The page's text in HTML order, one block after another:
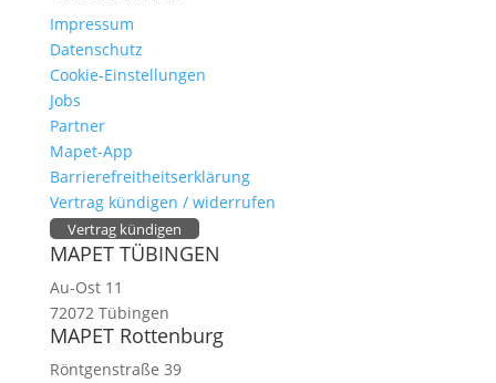
Impressum
Datenschutz
Cookie-Einstellungen
Jobs
Partner
Mapet-App
Barrierefreitheitserklärung
Vertrag kündigen / widerrufen
Vertrag kündigen
MAPET TÜBINGEN
Au-Ost 11
72072 Tübingen
MAPET Rottenburg
Röntgenstraße 39